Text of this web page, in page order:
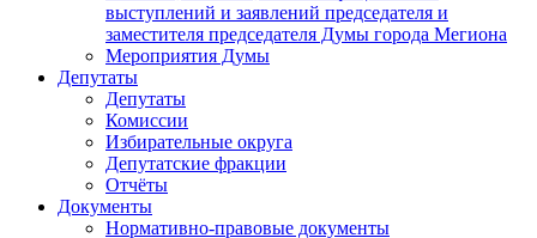
выступлений и заявлений председателя и
заместителя председателя Думы города Мегиона
Мероприятия Думы
Депутаты
Депутаты
Комиссии
Избирательные округа
Депутатские фракции
Отчёты
Документы
Нормативно-правовые документы